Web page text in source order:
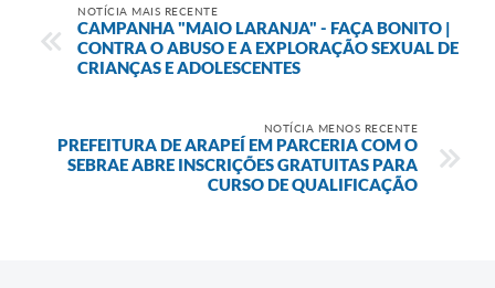
NOTÍCIA MAIS RECENTE
CAMPANHA "MAIO LARANJA" - FAÇA BONITO |
CONTRA O ABUSO E A EXPLORAÇÃO SEXUAL DE
CRIANÇAS E ADOLESCENTES
NOTÍCIA MENOS RECENTE
PREFEITURA DE ARAPEÍ EM PARCERIA COM O
SEBRAE ABRE INSCRIÇÕES GRATUITAS PARA
CURSO DE QUALIFICAÇÃO